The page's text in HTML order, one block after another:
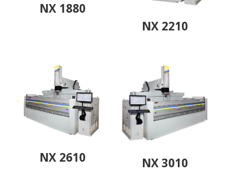
NX 1880
NX 2210
NX 2610 NX 3010